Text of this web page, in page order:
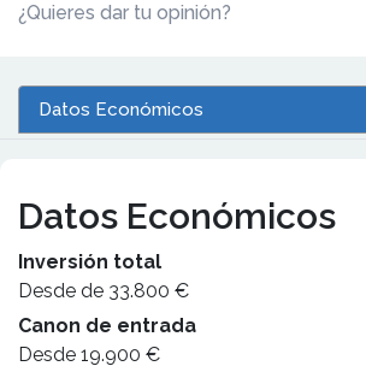
¿Quieres dar tu opinión?
Datos Económicos
Datos Económicos
Inversión total
Desde de 33.800 €
Canon de entrada
Desde 19.900 €